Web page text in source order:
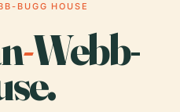
BUGG HOUSE
-Webb-